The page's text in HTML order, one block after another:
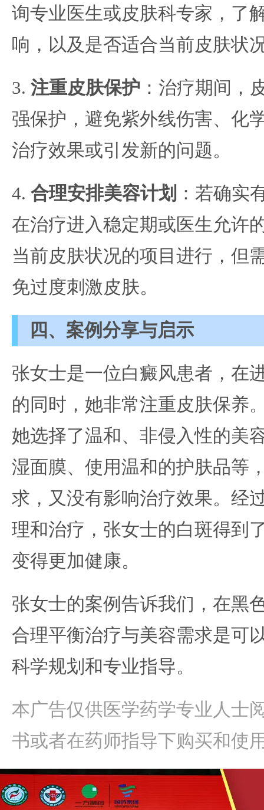
询专业医生或皮肤科专家，了
响，以及是否适合当前皮肤状
3. 注重皮肤保护 ：治疗期间，
强保护，避免紫外线伤害、化
治疗效果或引发新的问题。
4. 合理安排美容计划 ：若确实
在治疗进入稳定期或医生允许
当前皮肤状况的项目进行，但
免过度刺激皮肤。
四、案例分享与启示
张女士是一位白癜风患者，在
的同时，她非常注重皮肤保养
她选择了温和、非侵入性的美
湿面膜、使用温和的护肤品等
求，又没有影响治疗效果。经
理和治疗，张女士的白斑得到
变得更加健康。
张女士的案例告诉我们，在黑
合理平衡治疗与美容需求是可
科学规划和专业指导。
本广告仅供医学药学专业人士
书或者在药师指导下购买和使